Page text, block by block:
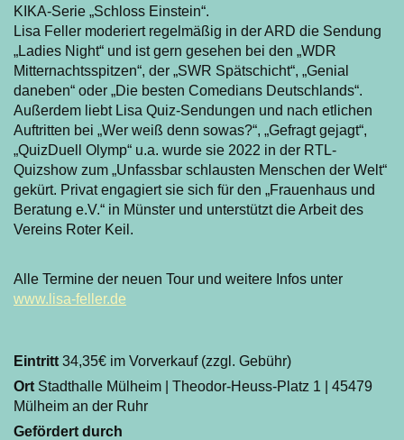
KIKA-Serie „Schloss Einstein“.
Lisa Feller moderiert regelmäßig in der ARD die Sendung
„Ladies Night“ und ist gern gesehen bei den „WDR
Mitternachtsspitzen“, der „SWR Spätschicht“, „Genial
daneben“ oder „Die besten Comedians Deutschlands“.
Außerdem liebt Lisa Quiz-Sendungen und nach etlichen
Auftritten bei „Wer weiß denn sowas?“, „Gefragt gejagt“,
„QuizDuell Olymp“ u.a. wurde sie 2022 in der RTL-
Quizshow zum „Unfassbar schlausten Menschen der Welt“
gekürt. Privat engagiert sie sich für den „Frauenhaus und
Beratung e.V.“ in Münster und unterstützt die Arbeit des
Vereins Roter Keil.
Alle Termine der neuen Tour und weitere Infos unter
www.lisa-feller.de
Eintritt 34,35€ im Vorverkauf (zzgl. Gebühr)
Ort Stadthalle Mülheim | Theodor-Heuss-Platz 1 | 45479
Mülheim an der Ruhr
Gefördert durch